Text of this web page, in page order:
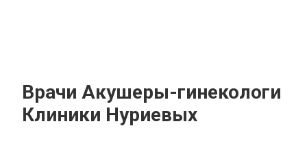
Врачи Акушеры-гинекологи
Клиники Нуриевых